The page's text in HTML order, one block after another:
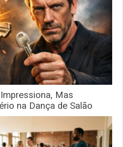
Mas
na Dança de Salão